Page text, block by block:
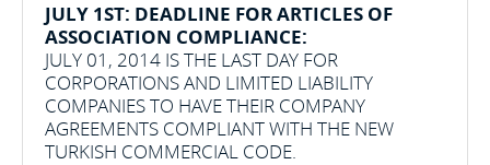
JULY 1ST: DEADLINE FOR ARTICLES OF
ASSOCIATION COMPLIANCE:
JULY 01, 2014 IS THE LAST DAY FOR
CORPORATIONS AND LIMITED LIABILITY
COMPANIES TO HAVE THEIR COMPANY
AGREEMENTS COMPLIANT WITH THE NEW
TURKISH COMMERCIAL CODE.